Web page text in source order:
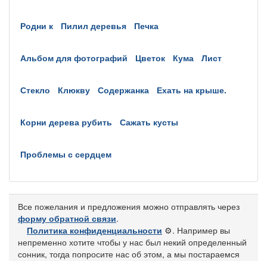
родни к пилил деревья печка
альбом для фотографий цветок кума лист
стекло клюкву содержанка ехать на крыше.
корни дерева рубить сажать кусты
проблемы с сердцем
Все пожелания и предложения можно отправлять через
форму обратной связи.
Политика конфиденциальности ⚙️. Например вы
непременно хотите чтобы у нас был некий определенный
сонник, тогда попросите нас об этом, а мы постараемся